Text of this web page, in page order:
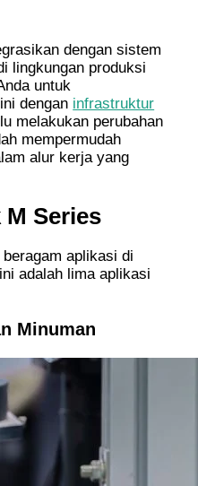
dengan sistem
lingkungan produksi
untuk
dengan infrastruktur
melakukan perubahan
mempermudah
alur kerja yang
Series
aplikasi di
adalah lima aplikasi
Minuman